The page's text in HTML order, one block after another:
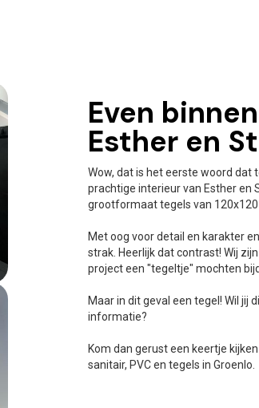
Even
Esther en
Wow, dat is het eerste woord dat
prachtige interieur van Esther en
grootformaat tegels van
Met oog voor detail en karakter
strak. Heerlijk dat contrast! Wij
project een "tegeltje" mochten
Maar in dit geval een tegel! Wil jij
informatie?
Kom dan gerust een keertje
sanitair, PVC en tegels in Groenlo.